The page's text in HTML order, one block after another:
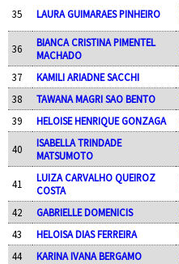
35 LAURA GUIMARAES PINHEIRO
36
BIANCA CRISTINA PIMENTEL
MACHADO
37 KAMILI ARIADNE SACCHI
38
TAWANA MAGRI SAO BENTO
39
HELOISE HENRIQUE GONZAGA
40
ISABELLA TRINDADE
MATSUMOTO
41
LUIZA CARVALHO QUEIROZ
COSTA
42 GABRIELLE DOMENICIS
43
HELOISA DIAS FERREIRA
44
KARINA IVANA BERGAMO